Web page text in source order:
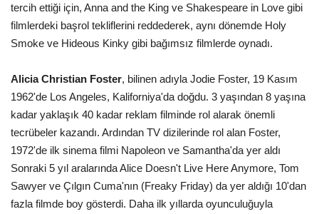
tercih ettiği için, Anna and the King ve Shakespeare in Love gibi
filmlerdeki başrol tekliflerini reddederek, aynı dönemde Holy
Smoke ve Hideous Kinky gibi bağımsız filmlerde oynadı.
Alicia Christian Foster, bilinen adıyla Jodie Foster, 19 Kasım
1962'de Los Angeles, Kaliforniya'da doğdu. 3 yaşından 8 yaşına
kadar yaklaşık 40 kadar reklam filminde rol alarak önemli
tecrübeler kazandı. Ardından TV dizilerinde rol alan Foster,
1972'de ilk sinema filmi Napoleon ve Samantha'da yer aldı
Sonraki 5 yıl aralarında Alice Doesn't Live Here Anymore, Tom
Sawyer ve Çılgın Cuma'nın (Freaky Friday) da yer aldığı 10'dan
fazla filmde boy gösterdi. Daha ilk yıllarda oyunculuğuyla